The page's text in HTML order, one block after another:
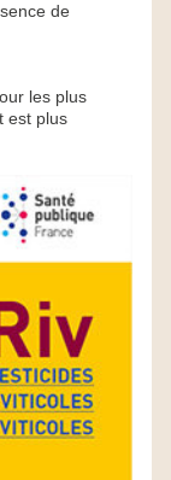
de
les plus
est plus